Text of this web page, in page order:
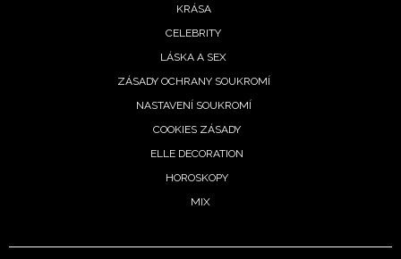
KRÁSA
CELEBRITY
LÁSKA A SEX
ZÁSADY OCHRANY SOUKROMÍ
NASTAVENÍ SOUKROMÍ
COOKIES ZÁSADY
ELLE DECORATION
HOROSKOPY
MIX